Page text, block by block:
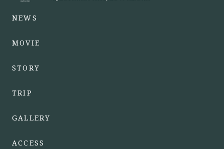
NEWS
MOVIE
STORY
TRIP
GALLERY
ACCESS